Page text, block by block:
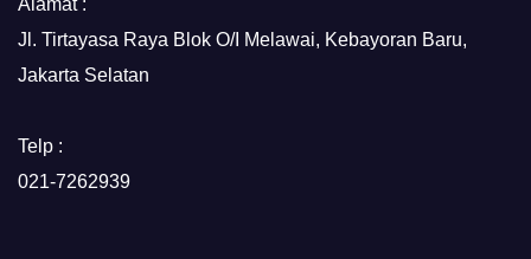
Alamat :
Jl. Tirtayasa Raya Blok O/I Melawai, Kebayoran Baru,
Jakarta Selatan
Telp :
021-7262939